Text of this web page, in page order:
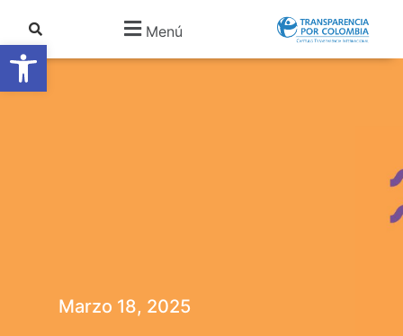
Abrir barra de herramientas
Menú
Marzo 18, 2025